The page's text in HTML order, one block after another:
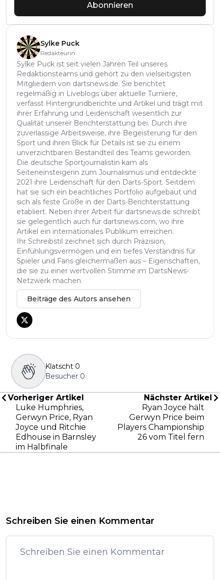
Abonnieren
Sylke Puck
Redakteurin
Sylke Puck ist seit vielen Jahren Teil unseres
Redaktionsteams und gehört zu den vielseitigsten
Mitgliedern von dartsnews.de. Sie berichtet
regelmäßig in Liveblogs über aktuelle Turniere,
verfasst Hintergrundberichte und Artikel und trägt mit
ihrer Erfahrung und Leidenschaft wesentlich zur
Qualität unserer Berichterstattung bei. Durch ihre
zuverlässige Arbeitsweise, ihre Begeisterung für den
Sport und ihren Blick für Details ist sie zu einem
unverzichtbaren Bestandteil des Teams geworden.
Die deutsche Sportjournalistin kam als
Seiteneinsteigerin zum Journalismus und entdeckte
2021 ihre Leidenschaft für den Darts-Sport. Seitdem
hat sie sich ein beachtliches Portfolio aufgebaut und
sich als feste Größe in der Darts-Berichterstattung
etabliert. Neben ihrer Arbeit für dartsnews.de schreibt
sie gelegentlich auch für dartsnews.com, wo ihre
Artikel ein internationales Publikum erreichen.
Ihr Schreibstil zeichnet sich durch Präzision,
Einfühlungsvermögen und ein tiefes Verständnis für
Spieler und Fans gleichermaßen aus – Eigenschaften,
die sie zu einer wertvollen Stimme im DartsNews-
Netzwerk machen.
Beiträge des Autors ansehen
Klatscht 0
Besucher 0
Vorheriger Artikel
Luke Humphries,
Gerwyn Price, Ryan
Joyce und Ritchie
Edhouse in Barnsley
im Halbfinale
Nächster Artikel
Ryan Joyce hält
Gerwyn Price beim
Players Championship
26 vom Titel fern
Schreiben Sie einen Kommentar